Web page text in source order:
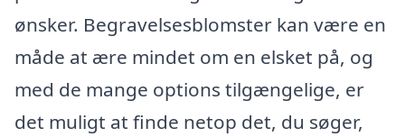
ønsker. Begravelsesblomster kan være en
måde at ære mindet om en elsket på, og
med de mange options tilgængelige, er
det muligt at finde netop det, du søger,